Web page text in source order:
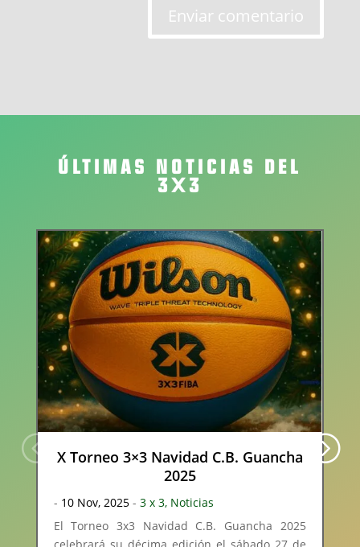
Enviar comentario
ÚLTIMAS NOTICIAS DEL
3×3
X Torneo 3×3 Navidad C.B. Guancha
2025
- 10 Nov, 2025 - 3 x 3, Noticias
El Torneo 3x3 Navidad C.B. Guancha 2025